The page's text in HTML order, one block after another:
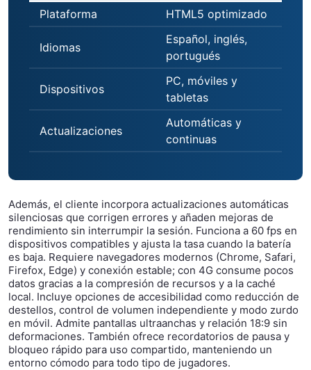
Plataforma
HTML5 optimizado
Idiomas
Español, inglés,
portugués
Dispositivos
PC, móviles y
tabletas
Actualizaciones
Automáticas y
continuas
Además, el cliente incorpora actualizaciones automáticas
silenciosas que corrigen errores y añaden mejoras de
rendimiento sin interrumpir la sesión. Funciona a 60 fps en
dispositivos compatibles y ajusta la tasa cuando la batería
es baja. Requiere navegadores modernos (Chrome, Safari,
Firefox, Edge) y conexión estable; con 4G consume pocos
datos gracias a la compresión de recursos y a la caché
local. Incluye opciones de accesibilidad como reducción de
destellos, control de volumen independiente y modo zurdo
en móvil. Admite pantallas ultraanchas y relación 18:9 sin
deformaciones. También ofrece recordatorios de pausa y
bloqueo rápido para uso compartido, manteniendo un
entorno cómodo para todo tipo de jugadores.